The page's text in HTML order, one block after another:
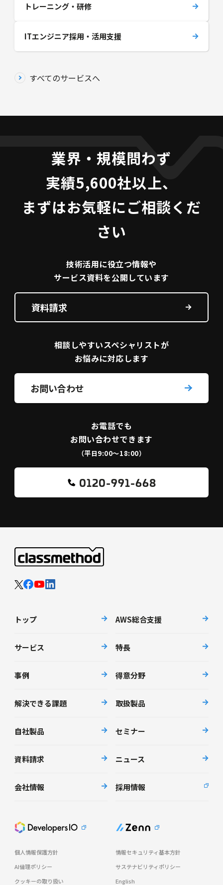
トレーニング・研修
ITエンジニア採用・活用支援
すべてのサービスへ
業界・規模問わず
実績5,600社以上、
まずはお気軽にご相談くだ
さい
技術活用に役立つ情報や
サービス資料を公開しています
資料請求
相談しやすいスペシャリストが
お悩みに対応します
お問い合わせ
お電話でも
お問い合わせできます
（平日9:00〜18:00）
0120-991-668
トップ AWS総合支援
サービス 特長
事例 得意分野
解決できる課題 取扱製品
自社製品 セミナー
資料請求 ニュース
会社情報 採用情報
個人情報保護方針
情報セキュリティ基本方針
AI倫理ポリシー
サステナビリティポリシー
クッキーの取り扱い
English